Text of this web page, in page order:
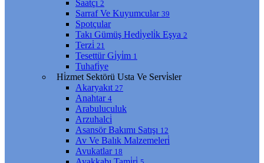
Saatçı 2
Sarraf Ve Kuyumcular 39
Spotçular
Takı Gümüş Hedi̇yeli̇k Eşya 2
Terzi̇ 21
Tesettür Gi̇yi̇m 1
Tuhafi̇ye
Hi̇zmet Sektörü Usta Ve Servi̇sler
Akaryakıt 27
Anahtar 4
Arabuluculuk
Arzuhalci̇
Asansör Bakımı Satışı 12
Av Ve Balık Malzemeleri̇
Avukatlar 18